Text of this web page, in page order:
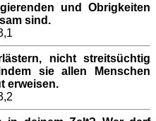
und Obrigkeiten
sind.
nicht streitsüchtig
sie allen Menschen
erweisen.